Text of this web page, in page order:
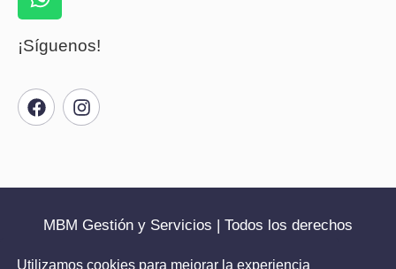
¡Síguenos!
MBM Gestión y Servicios | Todos los derechos
Utilizamos cookies para mejorar la experiencia